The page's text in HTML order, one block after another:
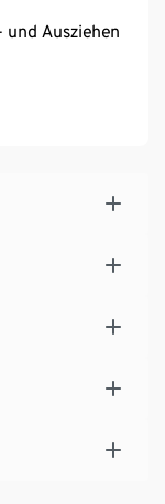
und Ausziehen